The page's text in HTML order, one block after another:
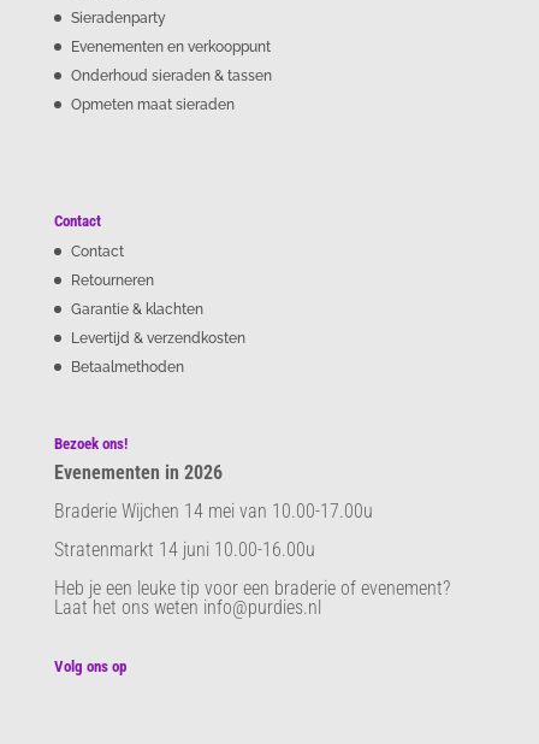
Sieradenparty
Evenementen en verkooppunt
Onderhoud sieraden & tassen
Opmeten maat sieraden
Contact
Contact
Retourneren
Garantie & klachten
Levertijd & verzendkosten
Betaalmethoden
Bezoek ons!
Evenementen in 2026
Braderie Wijchen 14 mei van 10.00-17.00u
Stratenmarkt 14 juni 10.00-16.00u
Heb je een leuke tip voor een braderie of evenement?
Laat het ons weten info@purdies.nl
Volg ons op